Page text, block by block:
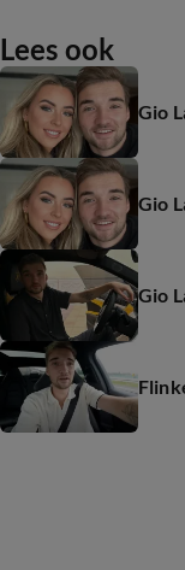
Lees ook
Gio
Gio
Gio